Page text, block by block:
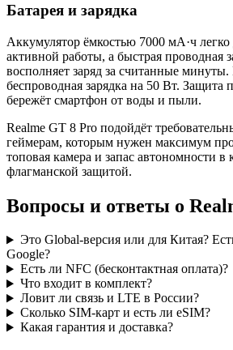
Батарея и зарядка
Аккумулятор ёмкостью 7000 мА·ч легко
активной работы, а быстрая проводная
восполняет заряд за считанные
беспроводная зарядка на 50 Вт. Защита
бережёт смартфон от воды и пыли.
Realme GT 8 Pro подойдёт
геймерам, которым нужен максимум
топовая камера и запас автономности в
флагманской защитой.
Вопросы и ответы о
Это Global-версия или для Китая?
Google?
Есть ли NFC (бесконтактная оплата)?
Что входит в комплект?
Ловит ли связь и LTE в России?
Сколько SIM-карт и есть ли eSIM?
Какая гарантия и доставка?